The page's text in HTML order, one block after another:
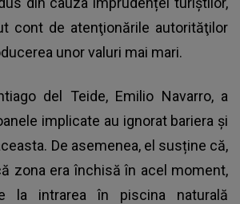
cont de atenţionările autorităţilor
unor valuri mai mari.
del Teide, Emilio Navarro, a
implicate au ignorat bariera și
De asemenea, el susține că,
zona era închisă în acel moment,
la intrarea în piscina naturală